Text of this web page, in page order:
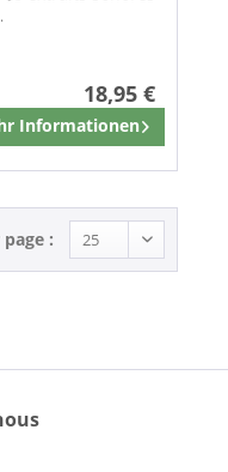
18,95 €
Informationen
Mémoriser
: